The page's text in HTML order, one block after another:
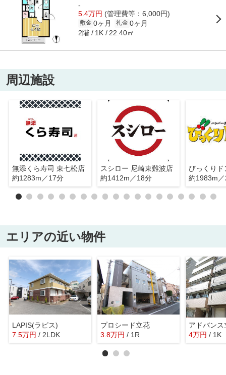
-
5.4万円 (管理費等：6,000円)
敷金 0ヶ月 礼金 0ヶ月
2階 1K 22.40㎡
周辺施設
無添くら寿司 東七松店
約1283m／17分
スシロー 尼崎東難波店
約1412m／18分
約1983m
エリアの近い物件
LAPIS(ラピス)
7.5万円 / 2LDK
プロシード立花
3.8万円 / 1R
アドバンス
4万円 / 1K